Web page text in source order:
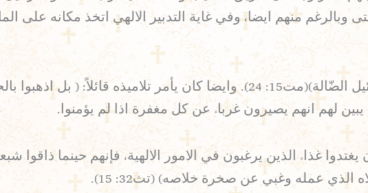
وساعدهم بطرق شتى وبالرغم منهم ايضا، وفي غاية التدبير الالهي اتخذ
لذلك كان يقول: (لم ارسل الا الى خراف بيت اسرائيل الضّالة)(مت15: 24). وايضا كان
غذاء الذين يرغبون في الامور الالهية، فإنهم حينما
عمله وغبي عن صخرة خلاصه) (تث32: 15).